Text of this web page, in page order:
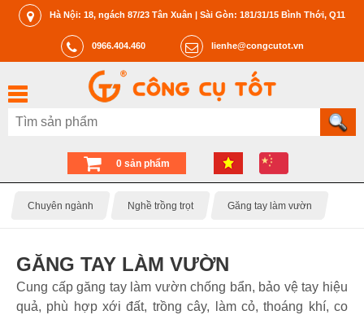
Hà Nội: 18, ngách 87/23 Tân Xuân | Sài Gòn: 181/31/15 Bình Thới, Q11
0966.404.460 lienhe@congcutot.vn
0 sản phẩm
Chuyên ngành Nghề trồng trọt Găng tay làm vườn
GĂNG TAY LÀM VƯỜN
Cung cấp găng tay làm vườn chống bẩn, bảo vệ tay hiệu
quả, phù hợp xới đất, trồng cây, làm cỏ, thoáng khí, co